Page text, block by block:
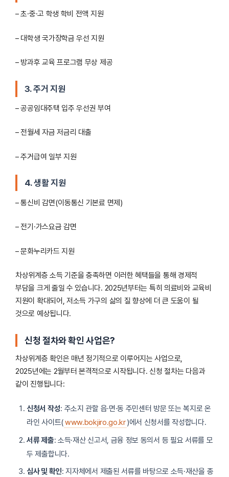
– 초·중·고 학생 학비 전액 지원
– 대학생 국가장학금 우선 지원
– 방과후 교육 프로그램 무상 제공
3.주거 지원
– 공공임대주택 입주 우선권 부여
– 전월세 자금 저금리 대출
– 주거급여 일부 지원
4.생활 지원
– 통신비 감면(이동통신 기본료 면제)
– 전기·가스요금 감면
– 문화누리카드 지원
차상위계층 소득 기준을 충족하면 이러한 혜택들을 통해 경제적
부담을 크게 줄일 수 있습니다. 2025년부터는 특히 의료비와 교육비
지원이 확대되어, 저소득 가구의 삶의 질 향상에 더 큰 도움이 될
것으로 예상됩니다.
신청 절차와 확인 사업은?
차상위계층 확인은 매년 정기적으로 이루어지는 사업으로,
2025년에는 2월부터 본격적으로 시작됩니다. 신청 절차는 다음과
같이 진행됩니다:
신청서 작성: 주소지 관할 읍·면·동 주민센터 방문 또는 복지로 온
라인 사이트(www.bokjiro.go.kr)에서 신청서를 작성합니다.
서류 제출: 소득·재산 신고서, 금융 정보 동의서 등 필요 서류를 모
두 제출합니다.
심사 및 확인: 지자체에서 제출된 서류를 바탕으로 소득·재산을 종